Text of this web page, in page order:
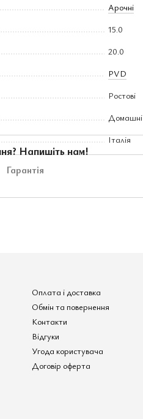
Арочні
15.0
20.0
PVD
Ростові
Домашні
Італія
Напишіть нам!
Гарантія
Оплата і доставка
Обмін та повернення
Контакти
Відгуки
Угода користувача
Договір оферта